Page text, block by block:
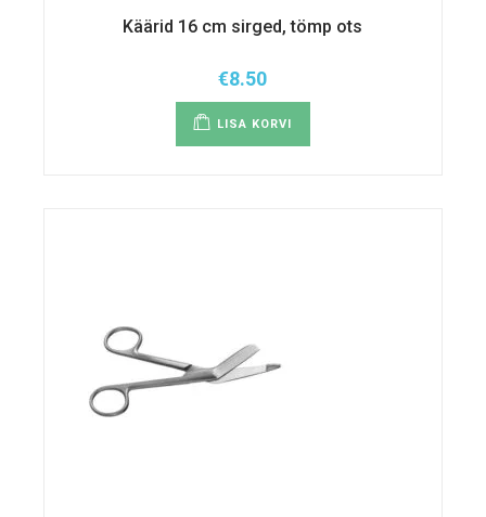
Käärid 16 cm sirged, tömp ots
€8.50
LISA KORVI